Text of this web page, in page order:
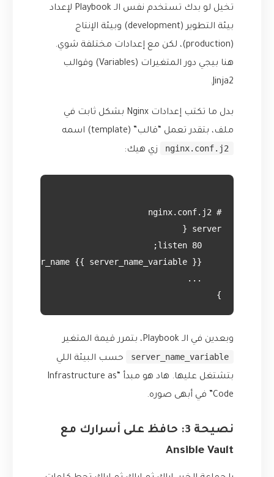
تخيل لو بدك تستخدم نفس الـ Playbook لإعداد
بيئة التطوير (development) وبيئة الإنتاج
(production)، لكن مع إعدادات مختلفة شوي.
هنا بيجي دور المتغيرات (Variables) وقوالب
Jinja2.
بدل ما تكتب إعدادات Nginx بشكل ثابت في
ملف، بتقدر تعمل “قالب” (template) اسمه
nginx.conf.j2
زي هيك:
}
وبعدين في الـ Playbook، بتمرر قيمة المتغير
server_name_variable
حسب البيئة اللي
بتشتغل عليها. هاد هو مبدأ “Infrastructure as
Code” في أبهى صوره.
نصيحة 3: حافظ على أسرارك مع
Ansible Vault